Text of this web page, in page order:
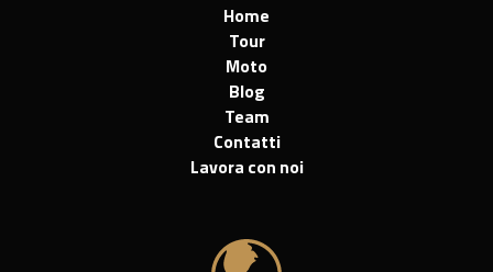
Home
Tour
Moto
Blog
Team
Contatti
Lavora con noi